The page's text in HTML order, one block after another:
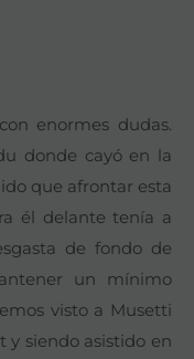
enormes dudas.
donde cayó en la
que afrontar esta
él delante tenía a
de fondo de
un mínimo
visto a Musetti
y siendo asistido en